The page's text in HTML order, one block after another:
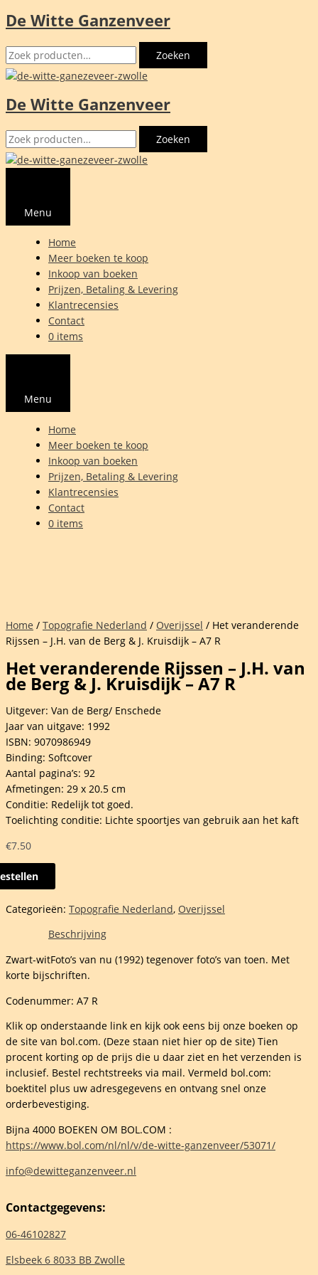
Ga
de
inhoud
De Witte Ganzenveer
Zoeken
naar:
Zoeken
De Witte Ganzenveer
Zoeken
naar:
Zoeken
Menu
Home
Meer boeken te koop
Inkoop van boeken
Prijzen, Betaling & Levering
Klantrecensies
Contact
0 items
Menu
Home
Meer boeken te koop
Inkoop van boeken
Prijzen, Betaling & Levering
Klantrecensies
Contact
0 items
Home / Topografie Nederland / Overijssel / Het veranderende
Rijssen – J.H. van de Berg & J. Kruisdijk – A7 R
Het veranderende Rijssen – J.H. van
de Berg & J. Kruisdijk – A7 R
Uitgever: Van de Berg/ Enschede
Jaar van uitgave: 1992
ISBN: 9070986949
Binding: Softcover
Aantal pagina’s: 92
Afmetingen: 29 x 20.5 cm
Conditie: Redelijk tot goed.
Toelichting conditie: Lichte spoortjes van gebruik aan het kaft
€7.50
Categorieën: Topografie Nederland, Overijssel
Beschrijving
Zwart-witFoto’s van nu (1992) tegenover foto’s van toen. Met
korte bijschriften.
Codenummer: A7 R
Klik op onderstaande link en kijk ook eens bij onze boeken op
de site van bol.com. (Deze staan niet hier op de site) Tien
procent korting op de prijs die u daar ziet en het verzenden is
inclusief. Bestel rechtstreeks via mail. Vermeld bol.com:
boektitel plus uw adresgegevens en ontvang snel onze
orderbevestiging.
Bijna 4000 BOEKEN OM BOL.COM :
https://www.bol.com/nl/nl/v/de-witte-ganzenveer/53071/
info@dewitteganzenveer.nl
Contactgegevens:
06-46102827
Elsbeek 6 8033 BB Zwolle